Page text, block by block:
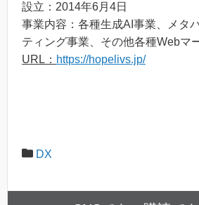
設立：2014年6月4日
事業内容：各種生成AI事業、メタ
ティング事業、その他各種Webマ
URL： https://hopelivs.jp/
DX